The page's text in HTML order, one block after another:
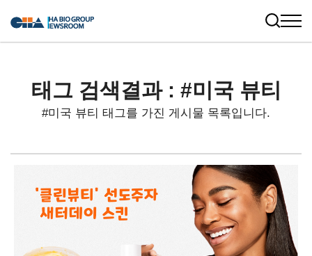
태그 검색결과 : #미국 뷰티
#미국 뷰티 태그를 가진 게시물 목록입니다.